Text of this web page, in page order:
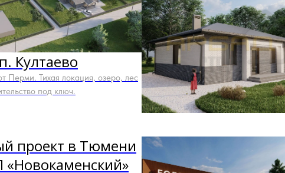
Култаево
Перми. Тихая локация, озеро, лес
под ключ.
проект в Тюмени